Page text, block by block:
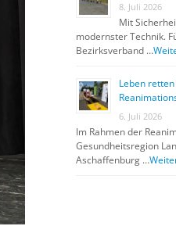
8. Juli 2026
Mit
modernster Technik.
Bezirksverband …
Leben
6. Juli 2026
Im Rahmen der
Gesundheitsregion
Aschaffenburg …